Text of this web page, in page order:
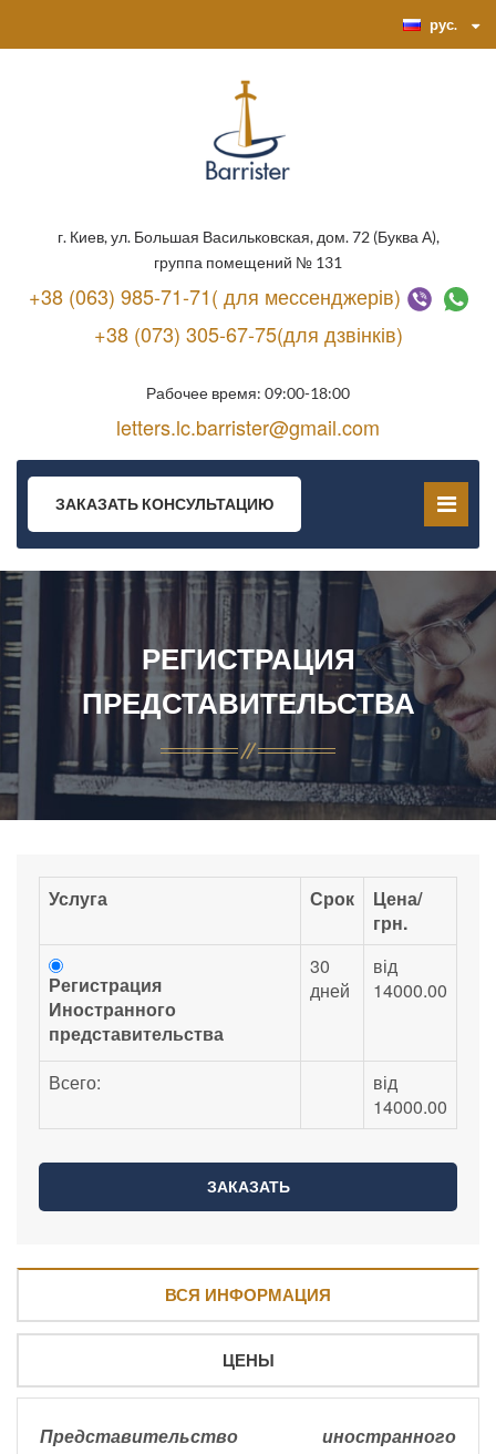
рус.
г. Киев, ул. Большая Васильковская, дом. 72 (Буква А),
группа помещений № 131
+38 (063) 985-71-71( для мессенджерів)
+38 (073) 305-67-75(для дзвінків)
Рабочее время: 09:00-18:00
letters.lc.barrister@gmail.com
ЗАКАЗАТЬ КОНСУЛЬТАЦИЮ
РЕГИСТРАЦИЯ
ПРЕДСТАВИТЕЛЬСТВА
Услуга Срок
Цена/
грн.
Регистрация
Иностранного
представительства
30
дней
від
14000.00
Всего:
від
14000.00
ВСЯ ИНФОРМАЦИЯ
ЦЕНЫ
Представительство иностранного